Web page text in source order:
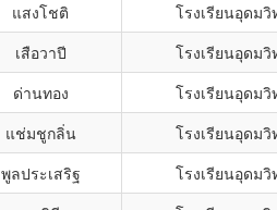
แสงโชติ โรงเรียนอุดมวิ
เสือวาปี โรงเรียนอุดมวิ
ด่านทอง โรงเรียนอุดมวิ
แช่มชูกลิ่น โรงเรียนอุดมวิ
พูลประเสริฐ โรงเรียนอุดมวิ